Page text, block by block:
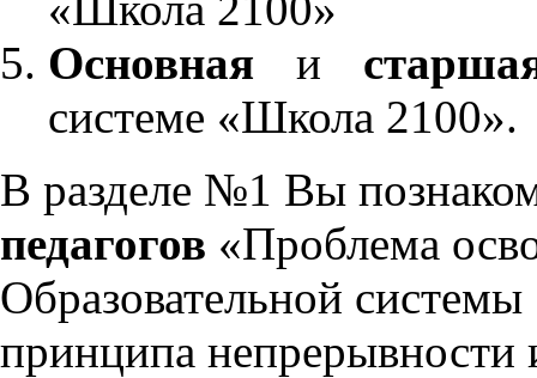
Основнаяи
системе «Школа 2100».
В разделе №1 Вы
педагогов «Проблема
Образовательной
принципа непрерывности